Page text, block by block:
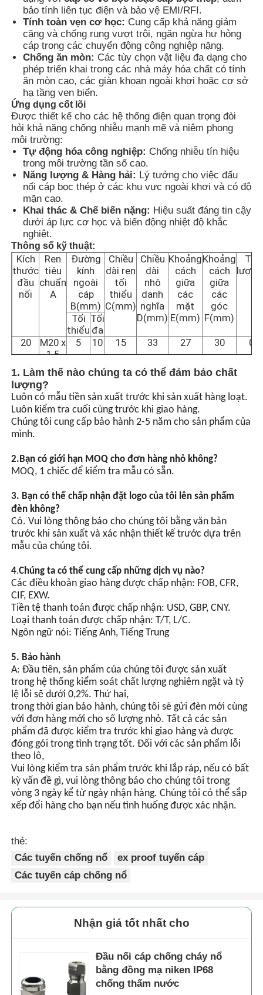
Tham quan nhà máy
Kiểm soát chất lượng
Liên hệ chúng tôi
Yêu cầu báo giá
Chiếu sáng chống cháy nổ
Đèn báo cháy nổ
quạt chống cháy nổ
Hộp chống nổ
công tắc chống cháy nổ
Các tuyến cáp chống nổ
phích cắm và ổ cắm chống cháy nổ
bảo tính liên tục điện và bảo vệ EMI/RFI.
Tính toàn vẹn cơ học: Cung cấp khả năng giảm
căng và chống rung vượt trội, ngăn ngừa hư hỏng
cáp trong các chuyển động công nghiệp nặng.
Chống ăn mòn: Các tùy chọn vật liệu đa dạng cho
phép triển khai trong các nhà máy hóa chất có tính
ăn mòn cao, các giàn khoan ngoài khơi hoặc cơ sở
hạ tầng ven biển.
Ứng dụng cốt lõi
Được thiết kế cho các hệ thống điện quan trọng đòi
hỏi khả năng chống nhiễu mạnh mẽ và niêm phong
môi trường:
Tự động hóa công nghiệp: Chống nhiễu tín hiệu
trong môi trường tần số cao.
Năng lượng & Hàng hải: Lý tưởng cho việc đấu
nối cáp bọc thép ở các khu vực ngoài khơi và có độ
mặn cao.
Khai thác & Chế biến nặng: Hiệu suất đáng tin cậy
dưới áp lực cơ học và biến động nhiệt độ khắc
nghiệt.
Thông số kỹ thuật:
Kích
thước
đầu
nối
Ren
tiêu
chuẩn
A
Đường
kính
ngoài
cáp
B(mm)
Chiều
dài ren
tối
thiểu
C(mm)
Chiều
dài
nhô
danh
nghĩa
D(mm)
Khoảng
cách
giữa
các
mặt
E(mm)
Khoảng
cách
giữa
các
góc
F(mm)
Tối
thiểu
Tối
đa
20
M20 x
1.5
5 10 15 33 27 30
25
M25 x
1.5
9 14 15 33 35
32
M32 x
1.5
13 18 19 37
40
M40 x
1.5
17 24 19 40 47 50
50
63
M63 x
1.5
31 44 19 53 68 72
1.5
1. Làm thế nào chúng ta có thể đảm bảo chất
lượng?
Luôn có mẫu tiền sản xuất trước khi sản xuất hàng loạt.
Luôn kiểm tra cuối cùng trước khi giao hàng.
Chúng tôi cung cấp bảo hành 2-5 năm cho sản phẩm của
mình.
2. Bạn có giới hạn MOQ cho đơn hàng nhỏ không?
MOQ, 1 chiếc để kiểm tra mẫu có sẵn.
3. Bạn có thể chấp nhận đặt logo của tôi lên sản phẩm
đèn không?
Có. Vui lòng thông báo cho chúng tôi bằng văn bản
trước khi sản xuất và xác nhận thiết kế trước dựa trên
mẫu của chúng tôi.
4.Chúng ta có thể cung cấp những dịch vụ nào?
Các điều khoản giao hàng được chấp nhận: FOB, CFR,
CIF, EXW.
Tiền tệ thanh toán được chấp nhận: USD, GBP, CNY.
Loại thanh toán được chấp nhận: T/T, L/C.
Ngôn ngữ nói: Tiếng Anh, Tiếng Trung
5. Bảo hành
A: Đầu tiên, sản phẩm của chúng tôi được sản xuất
trong hệ thống kiểm soát chất lượng nghiêm ngặt và tỷ
lệ lỗi sẽ dưới 0,2%. Thứ hai,
trong thời gian bảo hành, chúng tôi sẽ gửi đèn mới cùng
với đơn hàng mới cho số lượng nhỏ. Tất cả các sản
phẩm đã được kiểm tra trước khi giao hàng và được
đóng gói trong tình trạng tốt. Đối với các sản phẩm lỗi
theo lô,
Vui lòng kiểm tra sản phẩm trước khi lắp ráp, nếu có bất
kỳ vấn đề gì, vui lòng thông báo cho chúng tôi trong
vòng 3 ngày kể từ ngày nhận hàng. Chúng tôi có thể sắp
xếp đổi hàng cho bạn nếu tình huống được xác nhận.
thẻ:
Các tuyến chống nổ
ex proof tuyến cáp
Các tuyến cáp chống nổ
Nhận giá tốt nhất cho
Đầu nối cáp chống cháy nổ
bằng đồng mạ niken IP68
chống thấm nước